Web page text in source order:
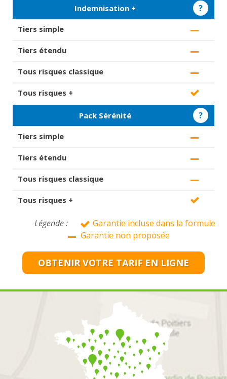
Indemnisation + ?
Pack Sérénité ?
Légende :
Garantie incluse dans la formule
Garantie non proposée
OBTENIR VOTRE TARIF EN LIGNE